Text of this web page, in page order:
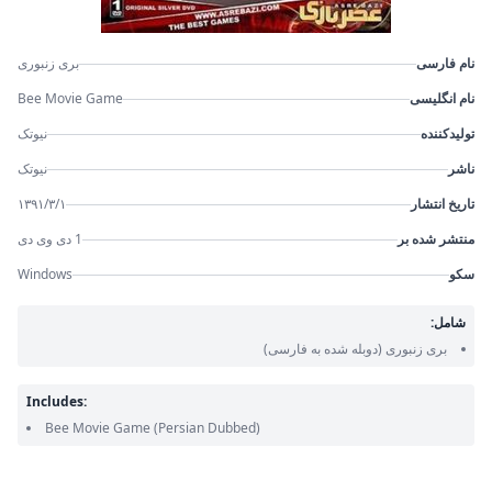
نام فارسی
بری زنبوری
نام انگلیسی
Bee Movie Game
تولیدکننده
نیوتک
ناشر
نیوتک
تاریخ انتشار
۱۳۹۱/۳/۱
منتشر شده بر
1 دی وی دی
سکو
Windows
شامل:
بری زنبوری (دوبله شده به فارسی)
Includes:
Bee Movie Game (Persian Dubbed)